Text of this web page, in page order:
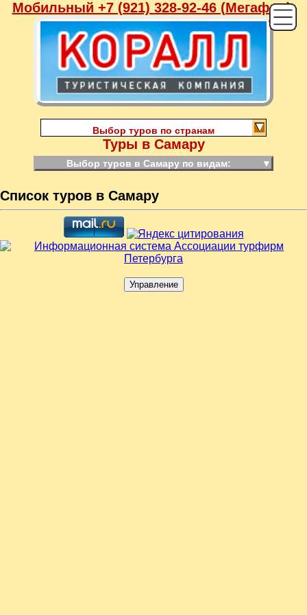
Мобильный +7 (921) 328-92-46 (Мегафон),
Выбор туров по странам
Туры в Самару
Выбор туров в Самару по видам: ▼
Список туров в Самару